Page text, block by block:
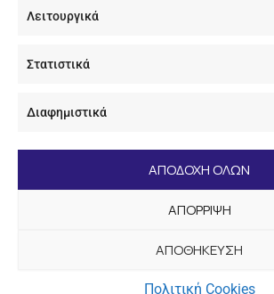
Λειτουργικά
Στατιστικά
Διαφημιστικά
ΑΠΟΔΟΧΗ ΟΛΩΝ
ΑΠΟΡΡΙΨΗ
ΑΠΟΘΗΚΕΥΣΗ
Πολιτική Cookies
Ενημέρωση Summer Camp
ΕΠΙΚΟΙΝΩΝΊΑ
+30 210 89 62 416
Ναυτικός Όμιλος Βουλιαγμένης